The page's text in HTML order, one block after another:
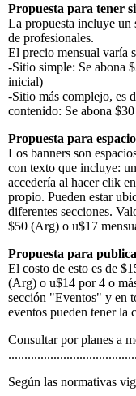
Propuesta para tener
La propuesta incluye
de profesionales.
El precio mensual varía
-Sitio simple: Se abona
inicial)
-Sitio más complejo, es
contenido: Se abona
Propuesta para
Los banners son
con texto que incluye:
accedería al hacer clik
propio. Pueden estar
diferentes secciones.
$50 (Arg) o u$17
Propuesta para
El costo de esto es de
(Arg) o u$14 por 4 o
sección "Eventos" y en
eventos pueden tener la
Consultar por planes a
Según las normativas